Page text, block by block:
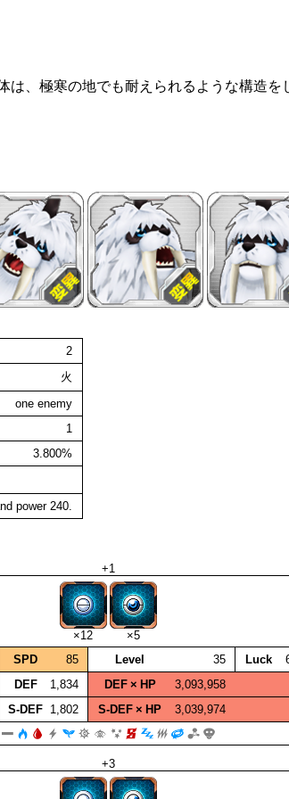
、極寒の地でも耐えられるような構造
2
火
one enemy
1
3.800%
power 240.
+1
×12
×5
SPD 85 Level 35 Luck
DEF 1,834 DEF × HP
3,093,958
S‑DEF 1,802 S‑DEF × HP 3,039,974
+3